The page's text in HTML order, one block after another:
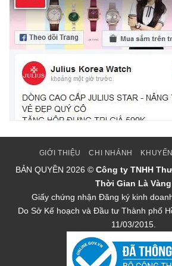
GIỚI THIỆU CHI NHÁNH
BẢN QUYỀN 2026 © Công ty TNHH
Thời Gian Là Vàng
Giấy chứng nhận Đăng ký kinh
Do Sở Kế hoạch và Đầu tư Thành phố
11/03/2015.